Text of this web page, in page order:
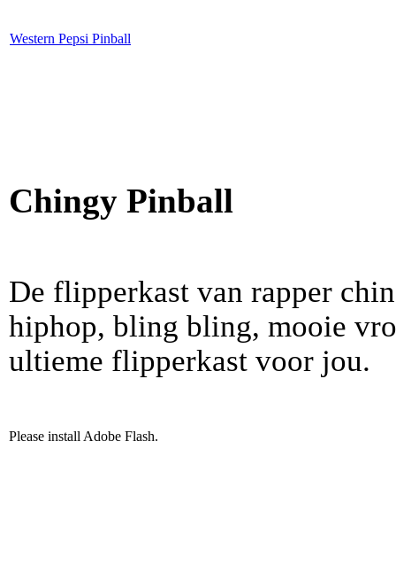
Western Pepsi Pinball
Chingy Pinball
De flipperkast van rapper
hiphop, bling bling, mooie
ultieme flipperkast voor jou.
Please install Adobe Flash.